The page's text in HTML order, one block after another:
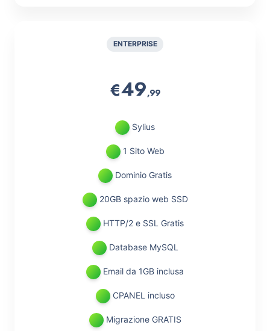
ENTERPRISE
€49,99
Sylius
1 Sito Web
Dominio Gratis
20GB spazio web SSD
HTTP/2 e SSL Gratis
Database MySQL
Email da 1GB inclusa
CPANEL incluso
Migrazione GRATIS